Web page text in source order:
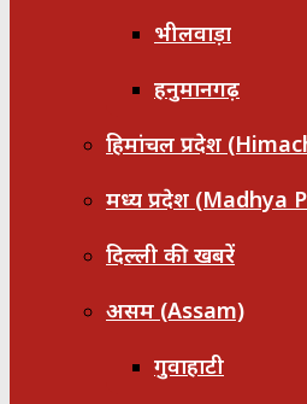
भीलवाड़ा
हनुमानगढ़
हिमांचल प्रदेश
मध्य प्रदेश (Madhya
दिल्ली की खबरें
असम (Assam)
गुवाहाटी